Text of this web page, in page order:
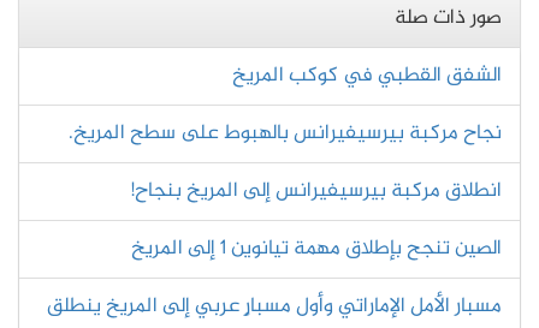
صور ذات صلة
الشفق القطبي في كوكب المريخ
نجاح مركبة بيرسيفيرانس بالهبوط على سطح المريخ.
انطلاق مركبة بيرسيفيرانس إلى المريخ بنجاح!
الصين تنجح بإطلاق مهمة تيانوين 1 إلى المريخ
مسبار الأمل الإماراتي وأول مسبارٍ عربي إلى المريخ ينطلق